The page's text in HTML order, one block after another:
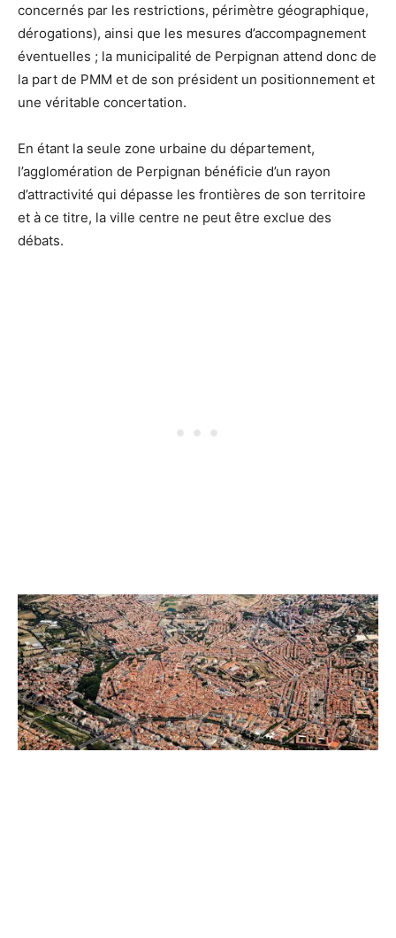
concernés par les restrictions, périmètre géographique,
dérogations), ainsi que les mesures d’accompagnement
éventuelles ; la municipalité de Perpignan attend donc de
la part de PMM et de son président un positionnement et
une véritable concertation.
En étant la seule zone urbaine du département,
l’agglomération de Perpignan bénéficie d’un rayon
d’attractivité qui dépasse les frontières de son territoire
et à ce titre, la ville centre ne peut être exclue des
débats.